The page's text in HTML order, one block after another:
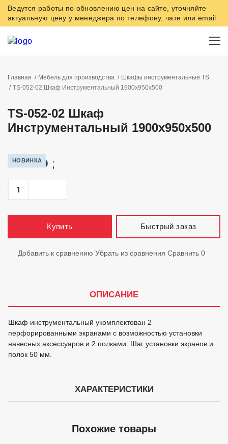
Ведутся работы по обновлению цен на сайте, уточняйте
актуальную цену у менеджера по телефону, чате или email
Главная Мебель для производства
Шкафы инструментальные TS
TS-052-02 Шкаф Инструментальный 1900х950х500
TS-052-02 Шкаф
Инструментальный 1900х950х500
НОВИНКА
27 400 ;
Купить Быстрый заказ
Добавить к сравнению Убрать из сравнения Сравнить 0
ОПИСАНИЕ
Шкаф инструментальный укомплектован 2
перфорированными экранами с возможностью установки
навесных аксессуаров и 2 полками. Шаг установки экранов и
полок 50 мм.
ХАРАКТЕРИСТИКИ
Похожие товары